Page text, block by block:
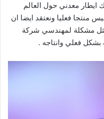
ايطار معدني حول العالم
منتجا فعليا ونعتقد ايضا ان
مشكلة لمهندسي شركة
فعلي وانتاجه .